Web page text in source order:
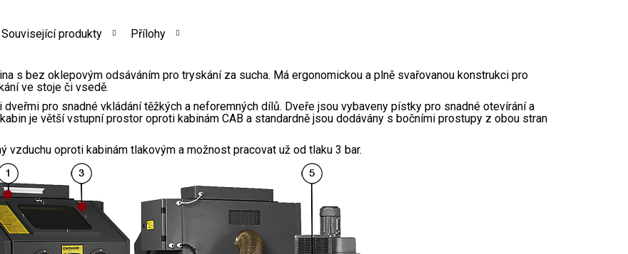
Související produkty Přílohy
s bez oklepovým odsáváním pro tryskání za sucha. Má ergonomickou a plně svařovanou konstrukci pro
ve stoje či vsedě.
pro snadné vkládání těžkých a neforemných dílů. Dveře jsou vybaveny pístky pro snadné otevírání a
je větší vstupní prostor oproti kabinám CAB a standardně jsou dodávány s bočními prostupy z obou stran
vzduchu oproti kabinám tlakovým a možnost pracovat už od tlaku 3 bar.